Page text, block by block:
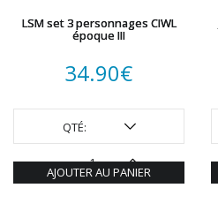
LSM set 3 personnages CIWL
époque III
34.90€
QTÉ:
AJOUTER AU PANIER